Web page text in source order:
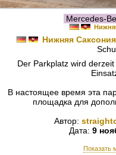
Mercedes-
Нижняя Саксония
Der Parkplatz wird
В настоящее время эта
площадка для
Автор:
Дата: 9
Показать